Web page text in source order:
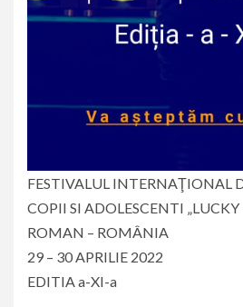
FESTIVALUL INTERNAŢIONAL
COPII SI ADOLESCENTI „LUCKY
ROMAN – ROMÂNIA
29 – 30 APRILIE 2022
EDITIA a-XI-a